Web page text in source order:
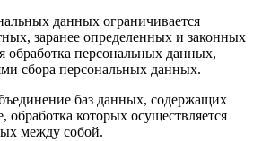
данных ограничивается
заранее определенных и законных
обработка персональных данных,
сбора персональных данных.
баз данных, содержащих
обработка которых осуществляется
между собой.